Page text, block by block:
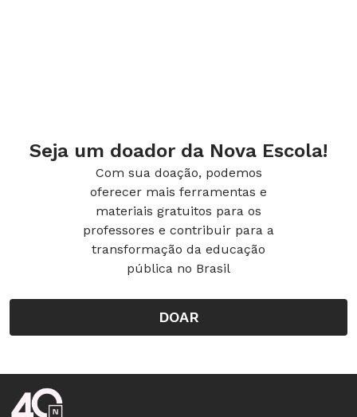
Seja um doador da Nova Escola!
Com sua doação, podemos
oferecer mais ferramentas e
materiais gratuitos para os
professores e contribuir para a
transformação da educação
pública no Brasil
DOAR
Rodapé da Nova Escola